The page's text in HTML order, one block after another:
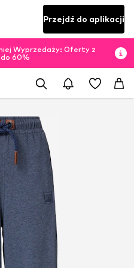
Przejdź do aplikacji
Wyprzedaży: Oferty z
60%